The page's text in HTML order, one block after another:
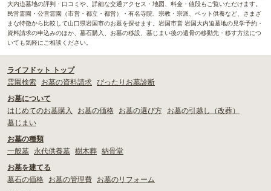
大内迫墓地の評判・口コミや、詳細な交通アクセス・地図、料金・値段もご覧いただけます。
民営霊園・公営霊園（市営・都立・都営）・有名寺院、宗教・宗派、ペット供養など、さまざ
まな特徴から比較して山口県岩国市のお墓を探せます。岩国市営 岩国大内迫墓地の見学予約・
資料請求の申込みのほか、墓石購入、お墓の移設、墓じまい後の遺骨の移動先・移す方法につ
いても気軽にご相談ください。
ライフドット トップ
霊園検索
お墓の資料請求 ぴったりお墓診断
お墓について
はじめてのお墓購入
お墓の価格 お墓の選び方
お墓の引越し（改葬）
墓じまい
お墓の種類
一般墓
永代供養墓 樹木葬 納骨堂
お墓を建てる
墓石の価格
お墓の管理費
お墓のリフォーム